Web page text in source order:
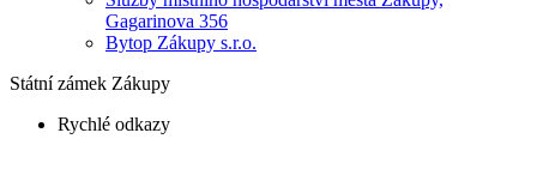
Gagarinova 356
Bytop Zákupy s.r.o.
Státní zámek Zákupy
Rychlé odkazy